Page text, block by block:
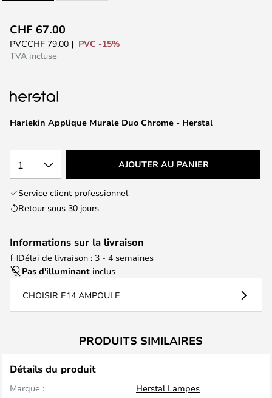
to
the
the
gallery
Harlekin Applique Murale Duo Chrome - Herstal
CHF 67.00
PVCCHF 79.00
PVC -15%
TVA incluse
1 AJOUTER AU PANIER
Service client professionnel
Retour sous 30 jours
Informations sur la livraison
Délai de livraison : 3 - 4 semaines
Pas d'illuminant inclus
CHOISIR E14 AMPOULE
PRODUITS SIMILAIRES
Détails du produit
Marque :
Herstal Lampes